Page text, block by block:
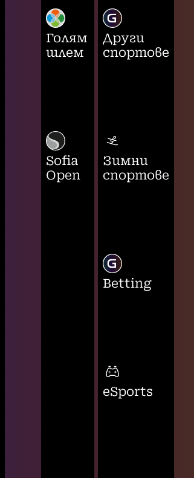
Голям
шлем
Sofia
Open
Други
спортове
Зимни
спортове
Betting
eSports